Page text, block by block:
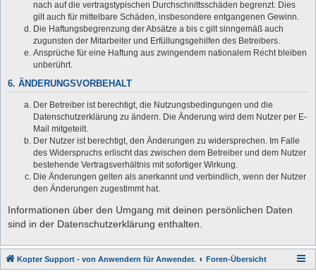
nach auf die vertragstypischen Durchschnittsschäden begrenzt. Dies
gilt auch für mittelbare Schäden, insbesondere entgangenen Gewinn.
Die Haftungsbegrenzung der Absätze a bis c gilt sinngemäß auch
zugunsten der Mitarbeiter und Erfüllungsgehilfen des Betreibers.
Ansprüche für eine Haftung aus zwingendem nationalem Recht bleiben
unberührt.
6. ÄNDERUNGSVORBEHALT
Der Betreiber ist berechtigt, die Nutzungsbedingungen und die
Datenschutzerklärung zu ändern. Die Änderung wird dem Nutzer per E-
Mail mitgeteilt.
Der Nutzer ist berechtigt, den Änderungen zu widersprechen. Im Falle
des Widerspruchs erlischt das zwischen dem Betreiber und dem Nutzer
bestehende Vertragsverhältnis mit sofortiger Wirkung.
Die Änderungen gelten als anerkannt und verbindlich, wenn der Nutzer
den Änderungen zugestimmt hat.
Informationen über den Umgang mit deinen persönlichen Daten
sind in der Datenschutzerklärung enthalten.
Kopter Support - von Anwendern für Anwender. Foren-Übersicht